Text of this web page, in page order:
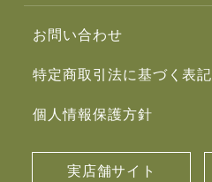
お問い合わせ
特定商取引法に基づく表記
個人情報保護方針
実店舗サイト